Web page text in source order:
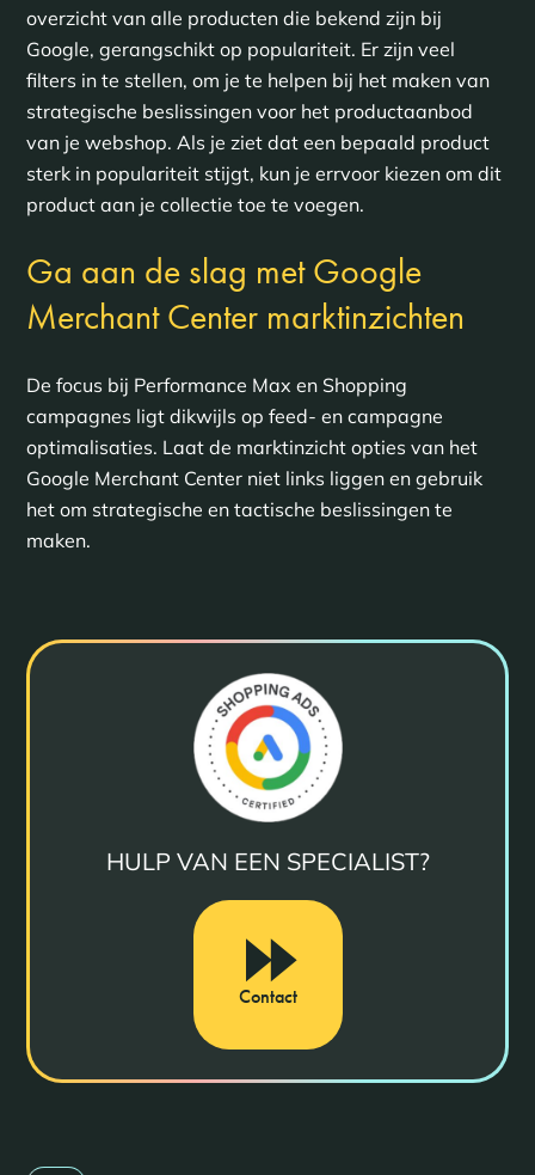
overzicht van alle producten die bekend zijn bij
Google, gerangschikt op populariteit. Er zijn veel
filters in te stellen, om je te helpen bij het maken van
strategische beslissingen voor het productaanbod
van je webshop. Als je ziet dat een bepaald product
sterk in populariteit stijgt, kun je errvoor kiezen om dit
product aan je collectie toe te voegen.
Ga aan de slag met Google
Merchant Center marktinzichten
De focus bij Performance Max en Shopping
campagnes ligt dikwijls op feed- en campagne
optimalisaties. Laat de marktinzicht opties van het
Google Merchant Center niet links liggen en gebruik
het om strategische en tactische beslissingen te
maken.
HULP VAN EEN SPECIALIST?
Contact